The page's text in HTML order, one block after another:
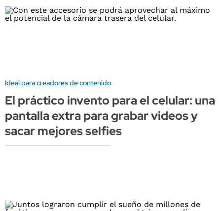
Ideal para creadores de contenido
El práctico invento para el celular: una
pantalla extra para grabar videos y
sacar mejores selfies